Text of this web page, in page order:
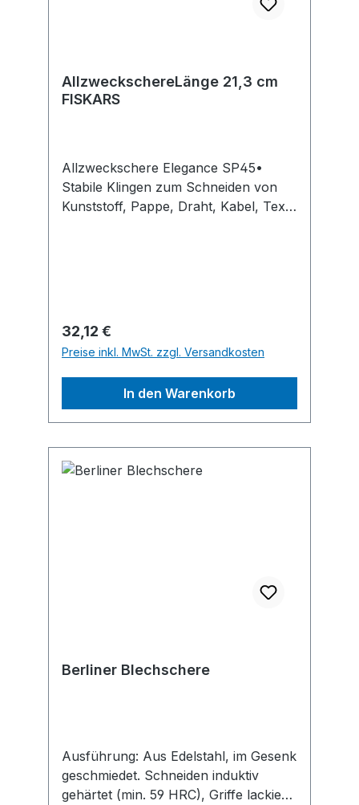
AllzweckschereLänge 21,3 cm
FISKARS
Allzweckschere Elegance SP45•
Stabile Klingen zum Schneiden von
Kunststoff, Pappe, Draht, Kabel, Textil
Abweichende Lieferzeit. Beachten Sie
die VE! Artikel ist von der Rücknahme
ausgeschlossen!Hersteller: Fiskars
Germany GmbH, Kölner Straße 10,
65760 Eschborn, DE,
+498000051810, info.de@fiskars.com
Regulärer Preis:
32,12 €
Preise inkl. MwSt. zzgl. Versandkosten
In den Warenkorb
Berliner Blechschere
Ausführung: Aus Edelstahl, im Gesenk
geschmiedet. Schneiden induktiv
gehärtet (min. 59 HRC), Griffe lackiert.